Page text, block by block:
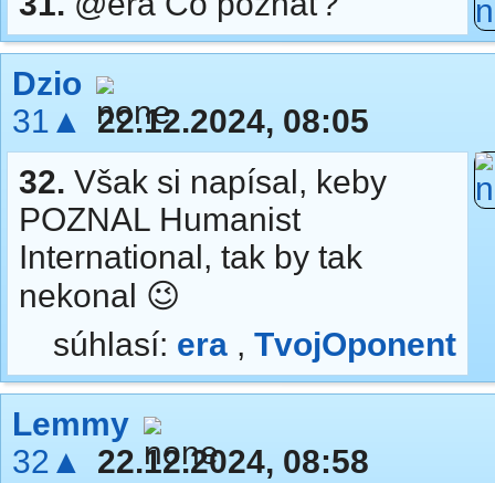
Dzio
31▲
22.12.2024, 08:05
32. Však si napísal, keby
POZNAL Humanist
International, tak by tak
nekonal 😉
súhlasí: era , TvojOponent
Lemmy
32▲
22.12.2024, 08:58